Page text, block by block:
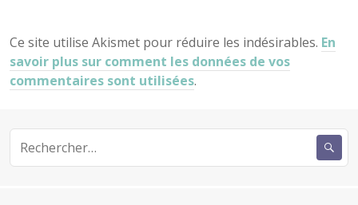
Ce site utilise Akismet pour réduire les indésirables. En
savoir plus sur comment les données de vos
commentaires sont utilisées.